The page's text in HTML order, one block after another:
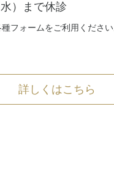
）まで休診
フォームをご利用ください
詳しくはこちら